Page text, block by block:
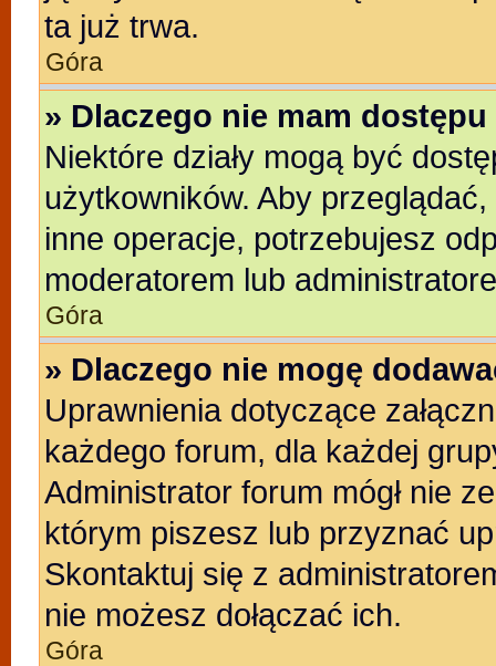
ta już trwa.
Góra
» Dlaczego nie mam dostępu
Niektóre działy mogą być
użytkowników. Aby
inne operacje, potrzebujesz
moderatorem lub
Góra
» Dlaczego nie mogę
Uprawnienia dotyczące
każdego forum, dla każdej
Administrator forum mógł nie
którym piszesz lub przyznać
Skontaktuj się z
nie możesz dołączać ich.
Góra